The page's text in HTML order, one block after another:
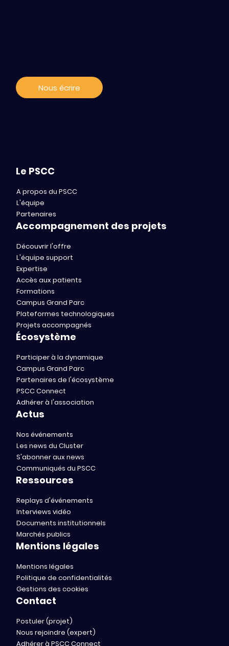
Nous écrire
Le PSCC
A propos du PSCC
L'équipe
Partenaires
Accompagnement des projets
Découvrir l'offre
L'équipe support
Expertise
Accès aux patients
Formations
Campus Grand Parc
Plateformes technologiques
Projets accompagnés
Écosystème
Participer à la dynamique
Campus Grand Parc
Partenaires de l'écosystème
PSCC Connect
Adhérer à l'association
Actus
Nos événements
Les news du Cluster
S'abonner aux news
Communiqués du PSCC
Ressources
Replays d'événements
Interviews vidéo
Documents institutionnels
Marchés publics
Mentions légales
Mentions légales
Politique de confidentialités
Gestions des cookies
Contact
Postuler (projet)
Nous rejoindre (expert)
Adhérer à PSCC Connect